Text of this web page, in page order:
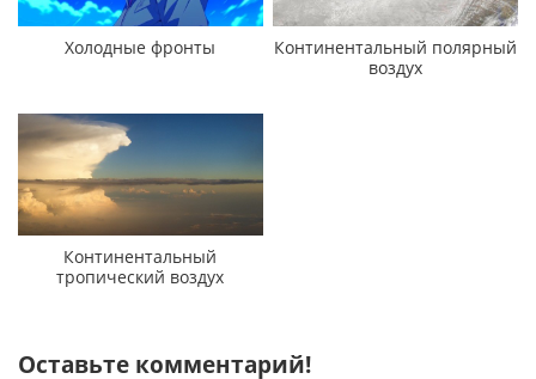
Холодные фронты
Континентальный полярный
воздух
Континентальный
тропический воздух
Оставьте комментарий!